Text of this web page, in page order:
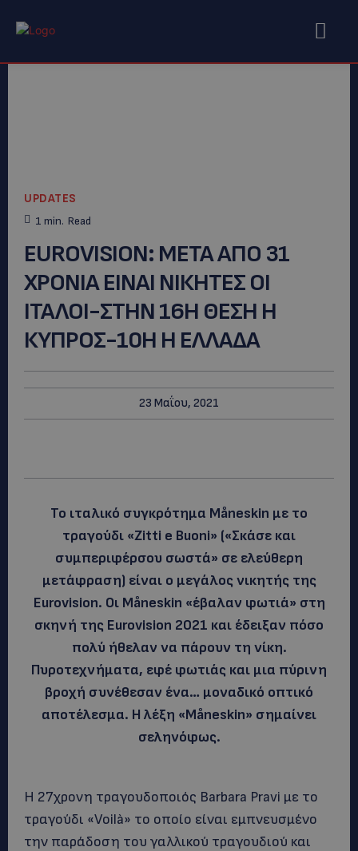
UPDATES
1 min. Read
EUROVISION: ΜΕΤΑ ΑΠΟ 31
ΧΡΟΝΙΑ EINAI ΝΙΚΗΤΕΣ ΟΙ
ΙΤΑΛΟΙ-ΣΤΗΝ 16Η ΘΕΣΗ Η
ΚΥΠΡΟΣ-10Η Η ΕΛΛΑΔΑ
23 Μαΐου, 2021
Το ιταλικό συγκρότημα Måneskin με το
τραγούδι «Zitti e Buoni» («Σκάσε και
συμπεριφέρσου σωστά» σε ελεύθερη
μετάφραση) είναι ο μεγάλος νικητής της
Eurovision. Οι Måneskin «έβαλαν φωτιά» στη
σκηνή της Eurovision 2021 και έδειξαν πόσο
πολύ ήθελαν να πάρουν τη νίκη.
Πυροτεχνήματα, εφέ φωτιάς και μια πύρινη
βροχή συνέθεσαν ένα… μοναδικό οπτικό
αποτέλεσμα. Η λέξη «Måneskin» σημαίνει
σεληνόφως.
Η 27χρονη τραγουδοποιός Barbara Pravi με το
τραγούδι «Voilà» το οποίο είναι εμπνευσμένο
την παράδοση του γαλλικού τραγουδιού και